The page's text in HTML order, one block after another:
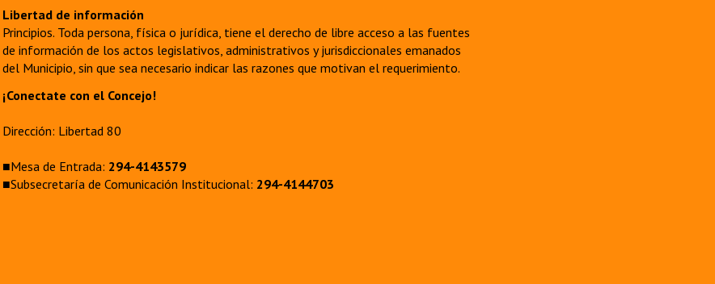
Libertad de información
Principios. Toda persona, física o jurídica, tiene el derecho de libre acceso a las fuentes
de información de los actos legislativos, administrativos y jurisdiccionales emanados
del Municipio, sin que sea necesario indicar las razones que motivan el requerimiento.
¡Conectate con el Concejo!
Dirección: Libertad 80
■Mesa de Entrada: 294-4143579
■Subsecretaría de Comunicación Institucional: 294-4144703